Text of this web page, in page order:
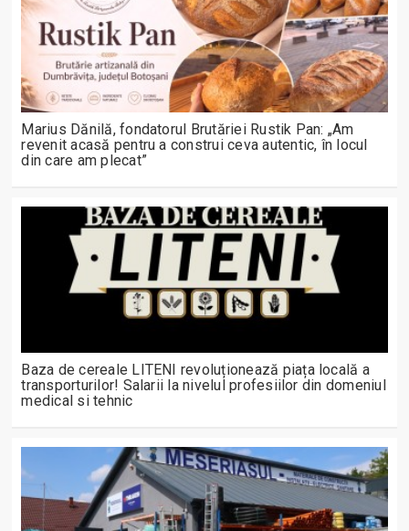
Marius Dănilă, fondatorul Brutăriei Rustik Pan: „Am
revenit acasă pentru a construi ceva autentic, în locul
din care am plecat”
Baza de cereale LITENI revoluționează piața locală a
transporturilor! Salarii la nivelul profesiilor din domeniul
medical si tehnic